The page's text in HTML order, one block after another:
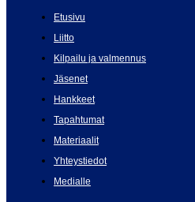
Etusivu
Liitto
Kilpailu ja valmennus
Jäsenet
Hankkeet
Tapahtumat
Materiaalit
Yhteystiedot
Medialle